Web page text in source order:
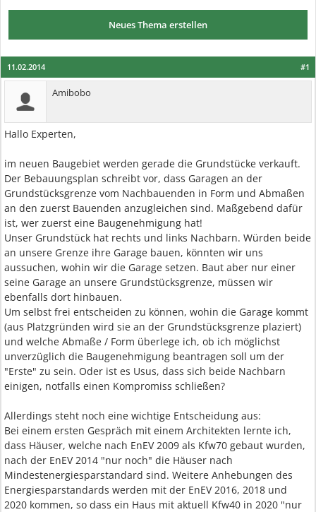
Neues Thema erstellen
#1
11.02.2014
Amibobo
Hallo Experten,
im neuen Baugebiet werden gerade die Grundstücke verkauft.
Der Bebauungsplan schreibt vor, dass Garagen an der
Grundstücksgrenze vom Nachbauenden in Form und Abmaßen
an den zuerst Bauenden anzugleichen sind. Maßgebend dafür
ist, wer zuerst eine Baugenehmigung hat!
Unser Grundstück hat rechts und links Nachbarn. Würden beide
an unsere Grenze ihre Garage bauen, könnten wir uns
aussuchen, wohin wir die Garage setzen. Baut aber nur einer
seine Garage an unsere Grundstücksgrenze, müssen wir
ebenfalls dort hinbauen.
Um selbst frei entscheiden zu können, wohin die Garage kommt
(aus Platzgründen wird sie an der Grundstücksgrenze plaziert)
und welche Abmaße / Form überlege ich, ob ich möglichst
unverzüglich die Baugenehmigung beantragen soll um der
"Erste" zu sein. Oder ist es Usus, dass sich beide Nachbarn
einigen, notfalls einen Kompromiss schließen?
Allerdings steht noch eine wichtige Entscheidung aus:
Bei einem ersten Gespräch mit einem Architekten lernte ich,
dass Häuser, welche nach EnEV 2009 als Kfw70 gebaut wurden,
nach der EnEV 2014 "nur noch" die Häuser nach
Mindestenergiesparstandard sind. Weitere Anhebungen des
Energiesparstandards werden mit der EnEV 2016, 2018 und
2020 kommen, so dass ein Haus mit aktuell Kfw40 in 2020 "nur